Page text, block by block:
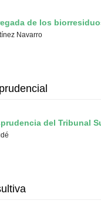
de los
Navarro
del Tribunal